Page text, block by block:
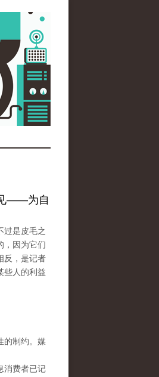
——为自
过是皮毛之
，因为它们
反，是记者
些人的利益
的制约。媒
消费者已记